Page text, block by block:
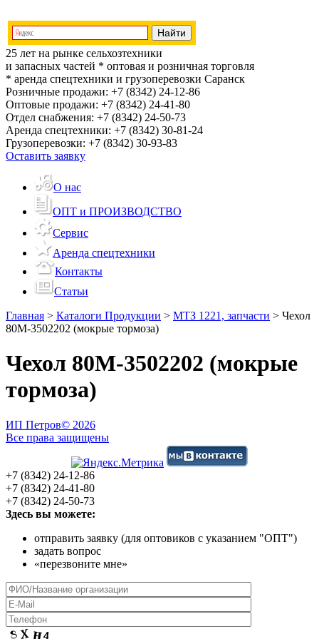
25 лет на рынке сельхозтехники
и запасных частей * оптовая и розничная торговля
* аренда спецтехники и грузоперевозки Саранск
Розничные продажи: +7 (8342) 24-12-86
Оптовые продажи: +7 (8342) 24-41-80
Отдел снабжения: +7 (8342) 24-50-73
Аренда спецтехники: +7 (8342) 30-81-24
Грузоперевозки: +7 (8342) 30-93-83
Оставить заявку
О нас
ОПТ и ПРОИЗВОДСТВО
Сервис
Аренда спецтехники
Контакты
Статьи
Главная > Каталоги Продукции > МТЗ 1221, запчасти > Чехол
80М-3502202 (мокрые тормоза)
Чехол 80М-3502202 (мокрые
тормоза)
ИП Петров© 2026
Все права защищены
+7 (8342) 24-12-86
+7 (8342) 24-41-80
+7 (8342) 24-50-73
Здесь вы можете:
отправить заявку (для оптовиков с указанием "ОПТ")
задать вопрос
«перезвоните мне»